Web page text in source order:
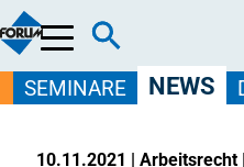
Menü
SEMINARE NEWS
10.11.2021 | Arbeitsrecht